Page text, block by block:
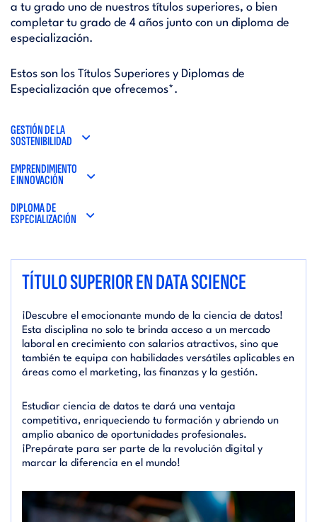
a tu grado uno de nuestros títulos superiores, o bien
completar tu grado de 4 años junto con un diploma de
especialización.
Estos son los Títulos Superiores y Diplomas de
Especialización que ofrecemos*.
GESTIÓN DE LA
SOSTENIBILIDAD
EMPRENDIMIENTO
E INNOVACIÓN
DIPLOMA DE
ESPECIALIZACIÓN
TÍTULO SUPERIOR EN DATA SCIENCE
¡Descubre el emocionante mundo de la ciencia de datos!
Esta disciplina no solo te brinda acceso a un mercado
laboral en crecimiento con salarios atractivos, sino que
también te equipa con habilidades versátiles aplicables en
áreas como el marketing, las finanzas y la gestión.
Estudiar ciencia de datos te dará una ventaja
competitiva, enriqueciendo tu formación y abriendo un
amplio abanico de oportunidades profesionales.
¡Prepárate para ser parte de la revolución digital y
marcar la diferencia en el mundo!